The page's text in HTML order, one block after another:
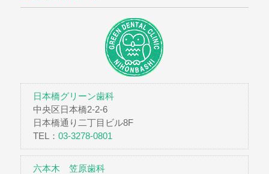
日本橋グリーン歯科
中央区日本橋2-2-6
日本橋通り二丁目ビル8F
TEL： 03-3278-0801
六本木 笠原歯科